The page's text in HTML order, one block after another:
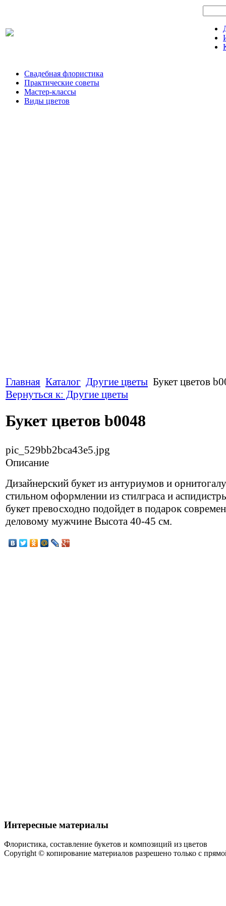
Свадебная флористика
Практические советы
Мастер-классы
Виды цветов
Главная Каталог Другие цветы Букет цветов
Вернуться к: Другие цветы
Букет цветов b0048
pic_529bb2bca43e5.jpg
Описание
Дизайнерский букет из антуриумов и
стильном оформлении из стилграса и
букет превосходно подойдет в подарок
деловому мужчине Высота 40-45 см.
Интересные материалы
Флористика, составление букетов и композиций из цветов
Copyright © копирование материалов разрешено только с